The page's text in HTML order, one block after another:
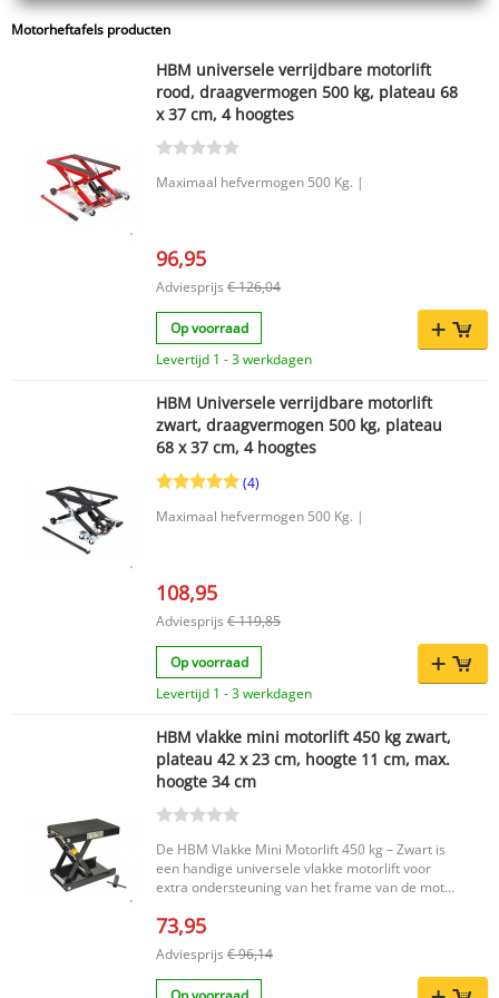
Motorheftafels producten
HBM universele verrijdbare motorlift
rood, draagvermogen 500 kg, plateau 68
x 37 cm, 4 hoogtes
Maximaal hefvermogen 500 Kg. |
96,95
Adviesprijs € 126,04
Op voorraad
Levertijd 1 - 3 werkdagen
HBM Universele verrijdbare motorlift
zwart, draagvermogen 500 kg, plateau
68 x 37 cm, 4 hoogtes
(4)
Maximaal hefvermogen 500 Kg. |
108,95
Adviesprijs € 119,85
Op voorraad
Levertijd 1 - 3 werkdagen
HBM vlakke mini motorlift 450 kg zwart,
plateau 42 x 23 cm, hoogte 11 cm, max.
hoogte 34 cm
De HBM Vlakke Mini Motorlift 450 kg – Zwart is
een handige universele vlakke motorlift voor
extra ondersteuning van het frame van de motor
ontwerp en het stabiele hefplateau met
betrouwbare oplossing voor werkzaamheden
waarbij extra steun gewenst is. De lift is geschikt
73,95
Adviesprijs € 96,14